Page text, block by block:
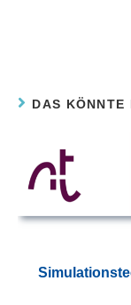
DAS KÖNNTE